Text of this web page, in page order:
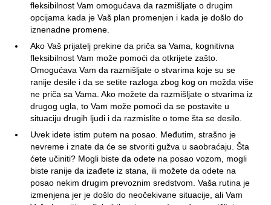
fleksibilnost Vam omogućava da razmišljate o drugim
opcijama kada je Vaš plan promenjen i kada je došlo do
iznenadne promene.
Ako Vaš prijatelj prekine da priča sa Vama, kognitivna
fleksibilnost Vam može pomoći da otkrijete zašto.
Omogućava Vam da razmišljate o stvarima koje su se
ranije desile i da se setite razloga zbog kog on možda više
ne priča sa Vama. Ako možete da razmišljate o stvarima iz
drugog ugla, to Vam može pomoći da se postavite u
situaciju drugih ljudi i da razmislite o tome šta se desilo.
Uvek idete istim putem na posao. Međutim, strašno je
nevreme i znate da će se stvoriti gužva u saobraćaju. Šta
ćete učiniti? Mogli biste da odete na posao vozom, mogli
biste ranije da izađete iz stana, ili možete da odete na
posao nekim drugim prevoznim sredstvom. Vaša rutina je
izmenjena jer je došlo do neočekivane situacije, ali Vam